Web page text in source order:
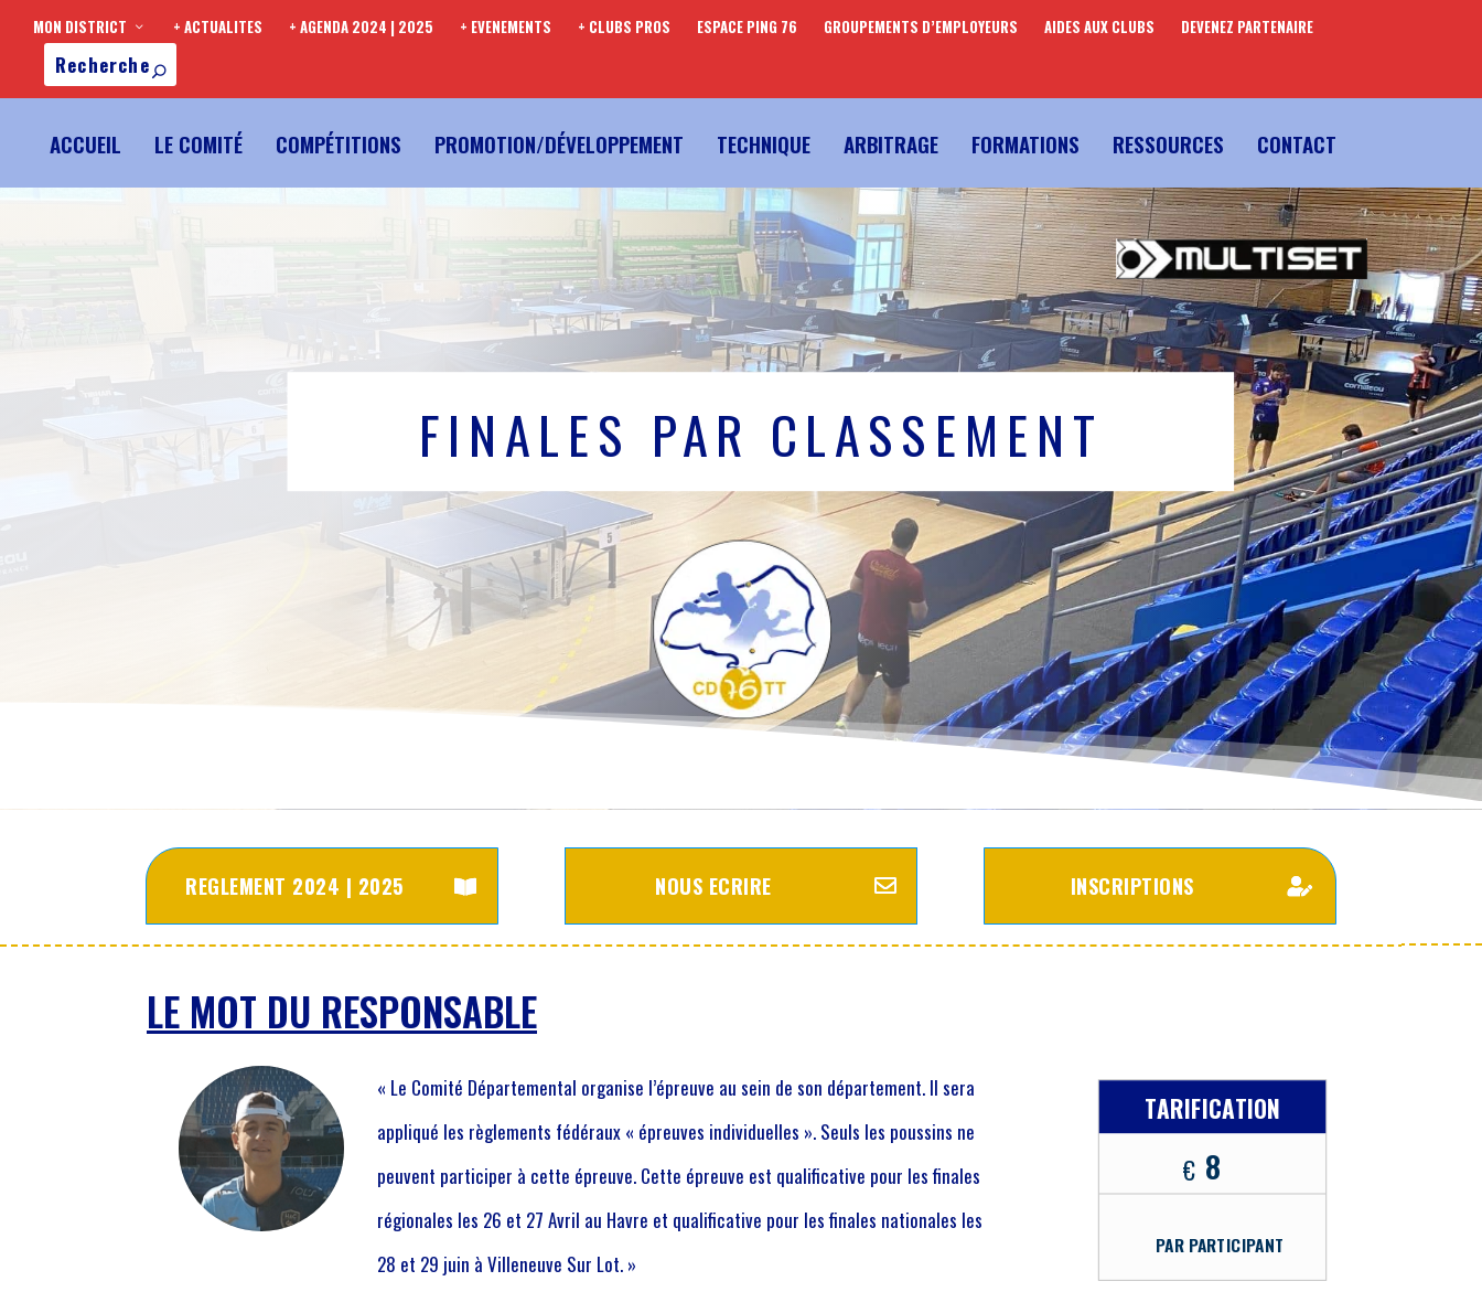
MON DISTRICT + ACTUALITES + AGENDA 2024 | 2025 + EVENEMENTS + CLUBS PROS ESPACE PING 76 GROUPEMENTS D’EMPLOYEURS AIDES AUX CLUBS DEVENEZ PARTENAIRE
ACCUEIL LE COMITÉ COMPÉTITIONS PROMOTION/DÉVELOPPEMENT TECHNIQUE ARBITRAGE FORMATIONS RESSOURCES CONTACT
FINALES PAR CLASSEMENT
REGLEMENT 2024 | 2025 NOUS ECRIRE INSCRIPTIONS
LE MOT DU RESPONSABLE
« Le Comité Départemental organise l’épreuve au sein de son département. Il sera
appliqué les règlements fédéraux « épreuves individuelles ». Seuls les poussins ne
peuvent participer à cette épreuve. Cette épreuve est qualificative pour les finales
régionales les 26 et 27 Avril au Havre et qualificative pour les finales nationales les
28 et 29 juin à Villeneuve Sur Lot. »
TARIFICATION
€ 8
PAR PARTICIPANT